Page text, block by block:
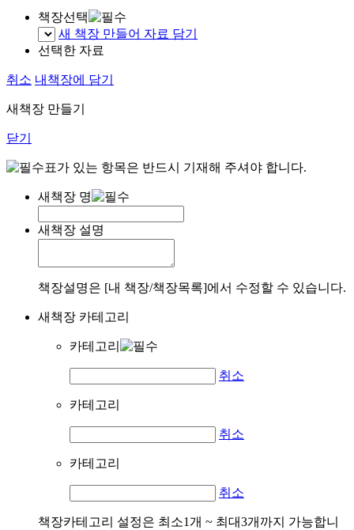
책장선택
새 책장 만들어 자료 담기
선택한 자료
취소 내책장에 담기
새책장 만들기
닫기
표가 있는 항목은 반드시 기재해 주셔야 합니다.
새책장 명
새책장 설명
책장설명은 [내 책장/책장목록]에서 수정할 수 있습니다.
새책장 카테고리
카테고리
취소
카테고리
취소
카테고리
취소
책장카테고리 설정은 최소1개 ~ 최대3개까지 가능합니